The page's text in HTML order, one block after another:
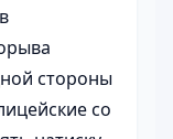
стороны
со